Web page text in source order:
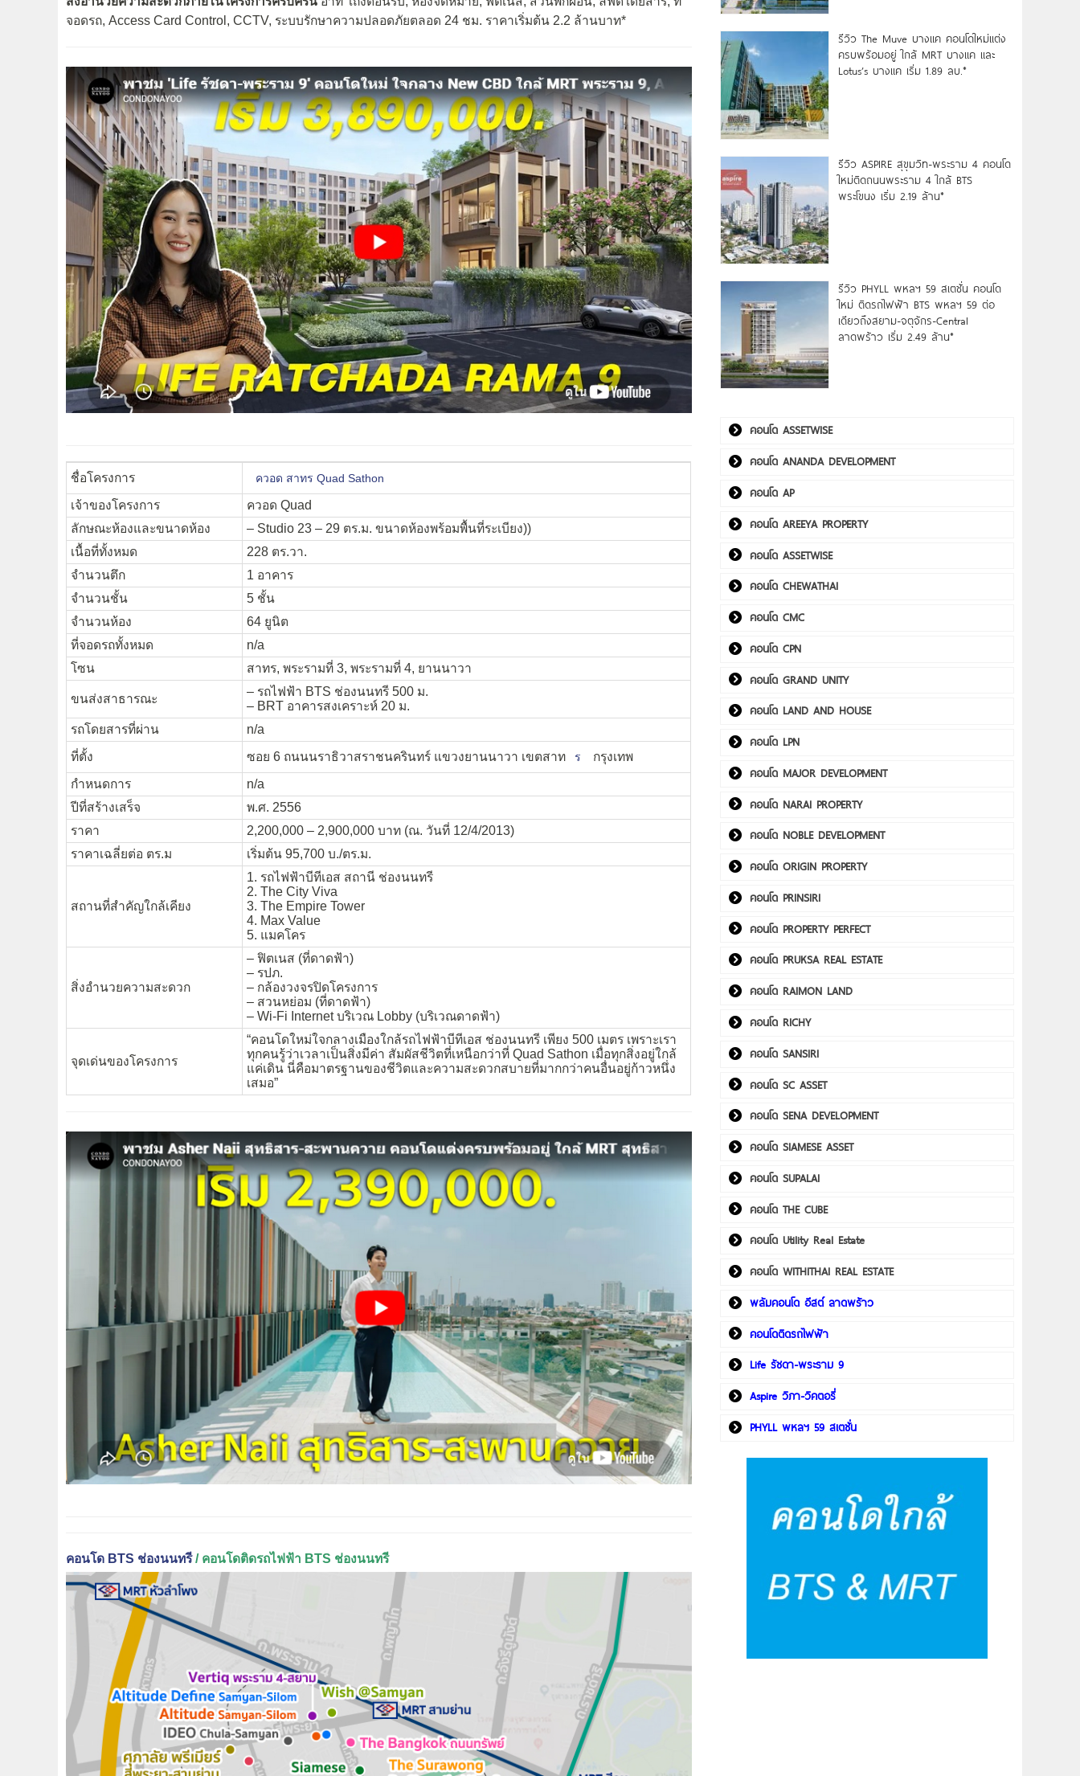
จอดรถ, Access Card Control, CCTV, ระบบรักษาความปลอดภัยตลอด 24 ชม. ราคาเริ่มต้น 2.2 ล้านบาท*
ชื่อโครงการ ควอด สาทร Quad Sathon
เจ้าของโครงการ
ควอด Quad
ลักษณะห้องและขนาดห้อง
– Studio 23 – 29 ตร.ม. ขนาดห้องพร้อมพื้นที่ระเบียง))
เนื้อที่ทั้งหมด
228 ตร.วา.
จำนวนตึก
1 อาคาร
จำนวนชั้น
5 ชั้น
จำนวนห้อง
64 ยูนิต
ที่จอดรถทั้งหมด
n/a
โซน
สาทร, พระรามที่ 3, พระรามที่ 4, ยานนาวา
ขนส่งสาธารณะ
– รถไฟฟ้า BTS ช่องนนทรี 500 ม.
– BRT อาคารสงเคราะห์ 20 ม.
รถโดยสารที่ผ่าน
n/a
ที่ตั้ง
ซอย 6 ถนนนราธิวาสราชนครินทร์ แขวงยานนาวา เขตสาท ร
กรุงเทพ
กำหนดการ
n/a
ปีที่สร้างเสร็จ
พ.ศ. 2556
ราคา
2,200,000 – 2,900,000 บาท (ณ. วันที่ 12/4/2013)
ราคาเฉลี่ยต่อ ตร.ม
เริ่มต้น 95,700 บ./ตร.ม.
สถานที่สำคัญใกล้เคียง
1. รถไฟฟ้าบีทีเอส สถานี ช่องนนทรี
2. The City Viva
3. The Empire Tower
4. Max Value
5. แมคโคร
สิ่งอำนวยความสะดวก
– ฟิตเนส (ที่ดาดฟ้า)
– รปภ.
– กล้องวงจรปิดโครงการ
– สวนหย่อม (ที่ดาดฟ้า)
– Wi-Fi Internet บริเวณ Lobby (บริเวณดาดฟ้า)
จุดเด่นของโครงการ
“คอนโดใหม่ใจกลางเมืองใกล้รถไฟฟ้าบีทีเอส ช่องนนทรี เพียง 500 เมตร เพราะเรา
ทุกคนรู้ว่าเวลาเป็นสิ่งมีค่า สัมผัสชีวิตที่เหนือกว่าที่ Quad Sathon เมื่อทุกสิ่งอยู่ใกล้
แค่เดิน นี่คือมาตรฐานของชีวิตและความสะดวกสบายที่มากกว่าคนอื่นอยู่ก้าวหนึ่ง
เสมอ”
คอนโด BTS ช่องนนทรี/ คอนโดติดรถไฟฟ้า BTS ช่องนนทรี
รีวิว The Muve บางแค คอนโดใหม่แต่ง
ครบพร้อมอยู่ ใกล้ MRT บางแค และ
Lotus’s บางแค เริ่ม 1.89 ลบ.*
รีวิว ASPIRE สุขุมวิท-พระราม 4 คอนโด
ใหม่ติดถนนพระราม 4 ใกล้ BTS
พระโขนง เริ่ม 2.19 ล้าน*
รีวิว PHYLL พหลฯ 59 สเตชั่น คอนโด
ใหม่ ติดรถไฟฟ้า BTS พหลฯ 59 ต่อ
เดียวถึงสยาม-จตุจักร-Central
ลาดพร้าว เริ่ม 2.49 ล้าน*
คอนโด ASSETWISE
คอนโด ANANDA DEVELOPMENT
คอนโด AP
คอนโด AREEYA PROPERTY
คอนโด ASSETWISE
คอนโด CHEWATHAI
คอนโด CMC
คอนโด CPN
คอนโด GRAND UNITY
คอนโด LAND AND HOUSE
คอนโด LPN
คอนโด MAJOR DEVELOPMENT
คอนโด NARAI PROPERTY
คอนโด NOBLE DEVELOPMENT
คอนโด ORIGIN PROPERTY
คอนโด PRINSIRI
คอนโด PROPERTY PERFECT
คอนโด PRUKSA REAL ESTATE
คอนโด RAIMON LAND
คอนโด RICHY
คอนโด SANSIRI
คอนโด SC ASSET
คอนโด SENA DEVELOPMENT
คอนโด SIAMESE ASSET
คอนโด SUPALAI
คอนโด THE CUBE
คอนโด Utility Real Estate
คอนโด WITHITHAI REAL ESTATE
พลัมคอนโด อีสต์ ลาดพร้าว
คอนโดติดรถไฟฟ้า
Life รัชดา-พระราม 9
Aspire วิภา-วิคตอรี่
PHYLL พหลฯ 59 สเตชั่น